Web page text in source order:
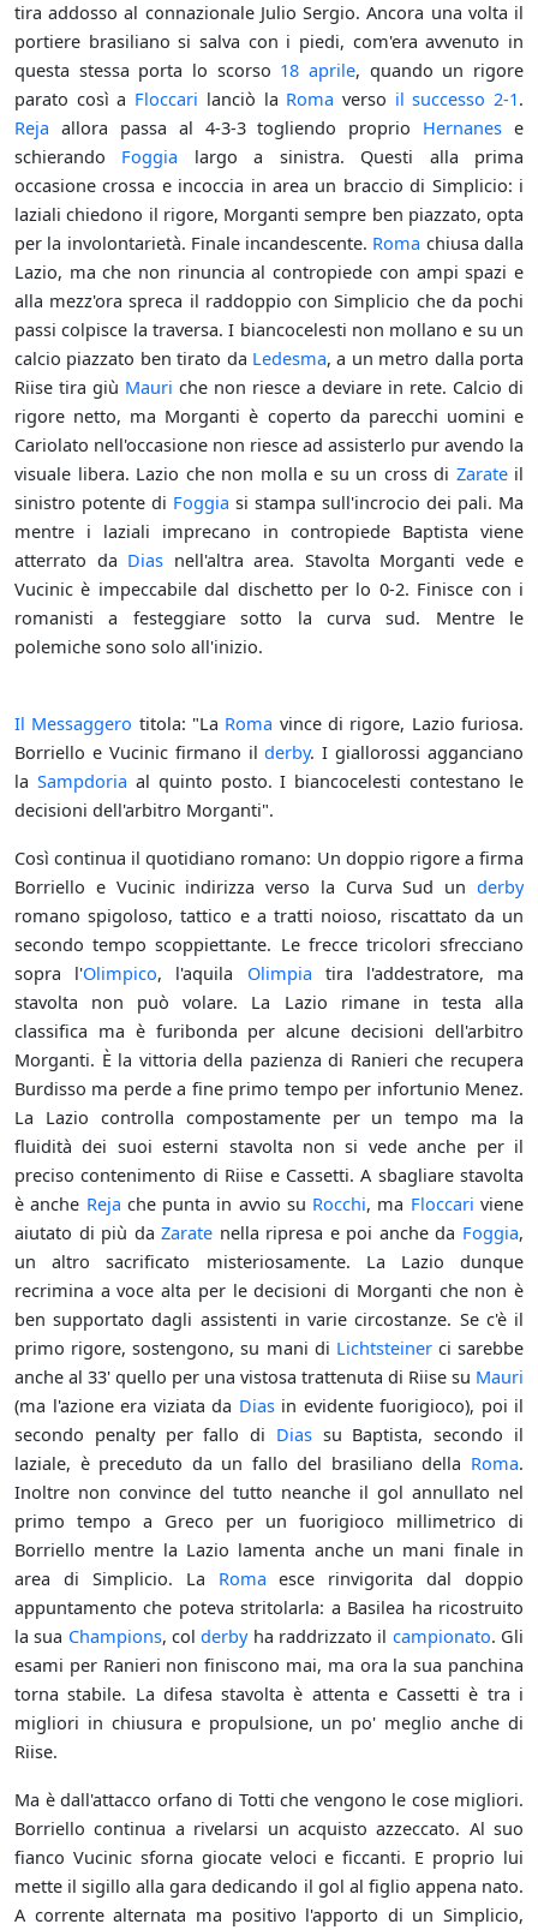
tira addosso al connazionale Julio Sergio. Ancora una volta il
portiere brasiliano si salva con i piedi, com'era avvenuto in
questa stessa porta lo scorso 18 aprile, quando un rigore
parato così a Floccari lanciò la Roma verso il successo 2-1.
Reja allora passa al 4-3-3 togliendo proprio Hernanes e
schierando Foggia largo a sinistra. Questi alla prima
occasione crossa e incoccia in area un braccio di Simplicio: i
laziali chiedono il rigore, Morganti sempre ben piazzato, opta
per la involontarietà. Finale incandescente. Roma chiusa dalla
Lazio, ma che non rinuncia al contropiede con ampi spazi e
alla mezz'ora spreca il raddoppio con Simplicio che da pochi
passi colpisce la traversa. I biancocelesti non mollano e su un
calcio piazzato ben tirato da Ledesma, a un metro dalla porta
Riise tira giù Mauri che non riesce a deviare in rete. Calcio di
rigore netto, ma Morganti è coperto da parecchi uomini e
Cariolato nell'occasione non riesce ad assisterlo pur avendo la
visuale libera. Lazio che non molla e su un cross di Zarateil
sinistro potente di Foggia si stampa sull'incrocio dei pali. Ma
mentre i laziali imprecano in contropiede Baptista viene
atterrato da Dias nell'altra area. Stavolta Morganti vede e
Vucinic è impeccabile dal dischetto per lo 0-2. Finisce con i
romanisti a festeggiare sotto la curva sud. Mentre le
polemiche sono solo all'inizio.
Il Messaggero titola: "La Roma vince di rigore, Lazio furiosa.
Borriello e Vucinic firmano ilderby. I giallorossi agganciano
la Sampdoria al quinto posto. I biancocelesti contestano le
decisioni dell'arbitro Morganti".
Così continua il quotidiano romano: Un doppio rigore a firma
Borriello e Vucinic indirizza verso la Curva Sud un derby
romano spigoloso, tattico e a tratti noioso, riscattato da un
secondo tempo scoppiettante. Le frecce tricolori sfrecciano
sopra l'Olimpico, l'aquila Olimpia tira l'addestratore, ma
stavolta non può volare. La Lazio rimane in testa alla
classifica ma è furibonda per alcune decisioni dell'arbitro
Morganti. È la vittoria della pazienza di Ranieri che recupera
Burdisso ma perde a fine primo tempo per infortunio Menez.
La Lazio controlla compostamente per un tempo ma la
fluidità dei suoi esterni stavolta non si vede anche per il
preciso contenimento di Riise e Cassetti. A sbagliare stavolta
è anche Reja che punta in avvio su Rocchi, ma Floccari viene
aiutato di più daZarate nella ripresa e poi anche da Foggia,
un altro sacrificato misteriosamente. La Lazio dunque
recrimina a voce alta per le decisioni di Morganti che non è
ben supportato dagli assistenti in varie circostanze. Se c'è il
primo rigore, sostengono, su mani di Lichtsteinerci sarebbe
anche al 33' quello per una vistosa trattenuta di Riise su Mauri
(ma l'azione era viziata da Diasin evidente fuorigioco), poi il
secondo penalty per fallo di Diassu Baptista, secondo il
laziale, è preceduto da un fallo del brasiliano della Roma.
Inoltre non convince del tutto neanche il gol annullato nel
primo tempo a Greco per un fuorigioco millimetrico di
Borriello mentre la Lazio lamenta anche un mani finale in
area di Simplicio. La Roma esce rinvigorita dal doppio
appuntamento che poteva stritolarla: a Basilea ha ricostruito
la sua Champions, colderbyha raddrizzato il campionato. Gli
esami per Ranieri non finiscono mai, ma ora la sua panchina
torna stabile. La difesa stavolta è attenta e Cassetti è tra i
migliori in chiusura e propulsione, un po' meglio anche di
Riise.
Ma è dall'attacco orfano di Totti che vengono le cose migliori.
Borriello continua a rivelarsi un acquisto azzeccato. Al suo
fianco Vucinic sforna giocate veloci e ficcanti. E proprio lui
mette il sigillo alla gara dedicando il gol al figlio appena nato.
A corrente alternata ma positivo l'apporto di un Simplicio,